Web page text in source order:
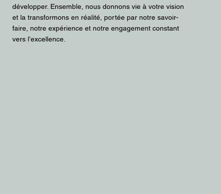
développer. Ensemble, nous donnons vie à votre vision
et la transformons en réalité, portée par notre savoir-
faire, notre expérience et notre engagement constant
vers l’excellence.